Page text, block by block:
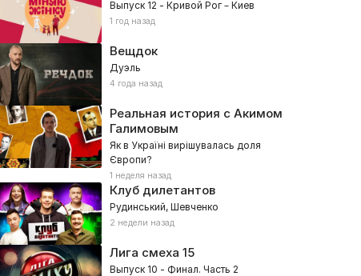
Выпуск 12 - Кривой Рог – Киев
1 год назад
Вещдок
Дуэль
4 года назад
Реальная история с Акимом
Галимовым
Як в Україні вирішувалась доля
Європи?
1 неделя назад
Клуб дилетантов
Рудинський, Шевченко
2 недели назад
Лига смеха 15
Выпуск 10 - Финал. Часть 2